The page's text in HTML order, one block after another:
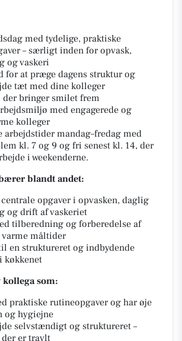
med tydelige, praktiske
– særligt inden for opvask,
og vaskeri
for at præge dagens struktur og
tæt med dine kolleger
der bringer smilet frem
med engagerede og
kolleger
arbejdstider mandag–fredag med
kl. 7 og 9 og fri senest kl. 14, der
i weekenderne.
blandt andet:
centrale opgaver i opvasken, daglig
og drift af vaskeriet
tilberedning og forberedelse af
måltider
en struktureret og indbydende
køkkenet
kollega som:
praktiske rutineopgaver og har øje
og hygiejne
selvstændigt og struktureret –
der er travlt